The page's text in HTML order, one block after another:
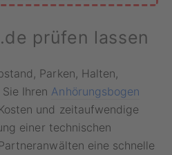
prüfen lassen
Parken, Halten,
Ihren Anhörungsbogen
und zeitaufwendige
einer technischen
eine schnelle